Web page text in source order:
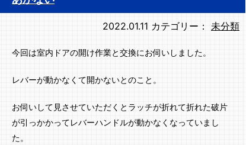
2022.01.11 カテゴリー： 未分類
今回は室内ドアの開け作業と交換にお伺いしました。
レバーが動かなくて開かないとのこと。
お伺いして見させていただくとラッチが折れて折れた破片
が引っかかってレバーハンドルが動かなくなっていまし
た。